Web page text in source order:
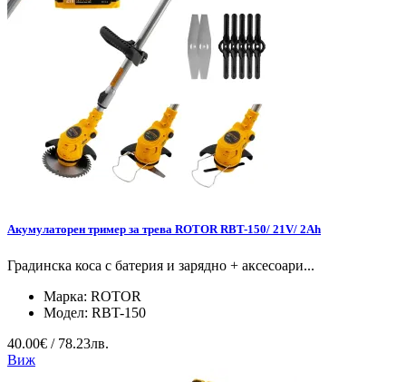
Акумулаторен тример за трева ROTOR RBT-150/ 21V/ 2Ah
Градинска коса с батерия и зарядно + аксесоари...
Марка: ROTOR
Модел: RBT-150
40.00€ / 78.23лв.
Виж